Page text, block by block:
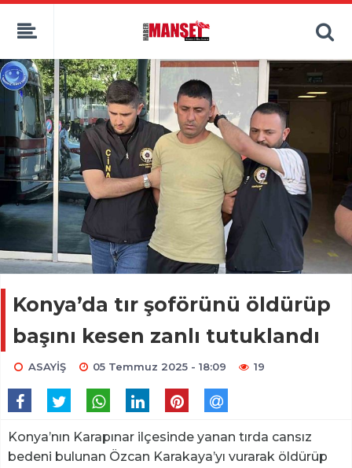
Konya’da tır şoförünü öldürüp
başını kesen zanlı tutuklandı
ASAYİŞ 05 Temmuz 2025 - 18:09 19
Konya’nın Karapınar ilçesinde yanan tırda cansız
bedeni bulunan Özcan Karakaya’yı vurarak öldürüp